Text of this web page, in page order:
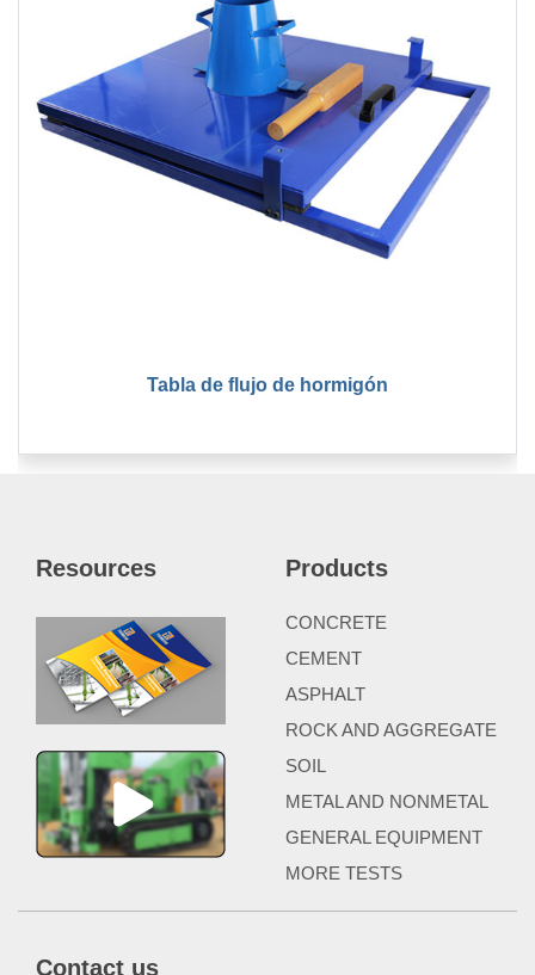
Tabla de flujo de hormigón
Resources Products
CONCRETE
CEMENT
ASPHALT
ROCK AND AGGREGATE
SOIL
METAL AND NONMETAL
GENERAL EQUIPMENT
MORE TESTS
Contact us